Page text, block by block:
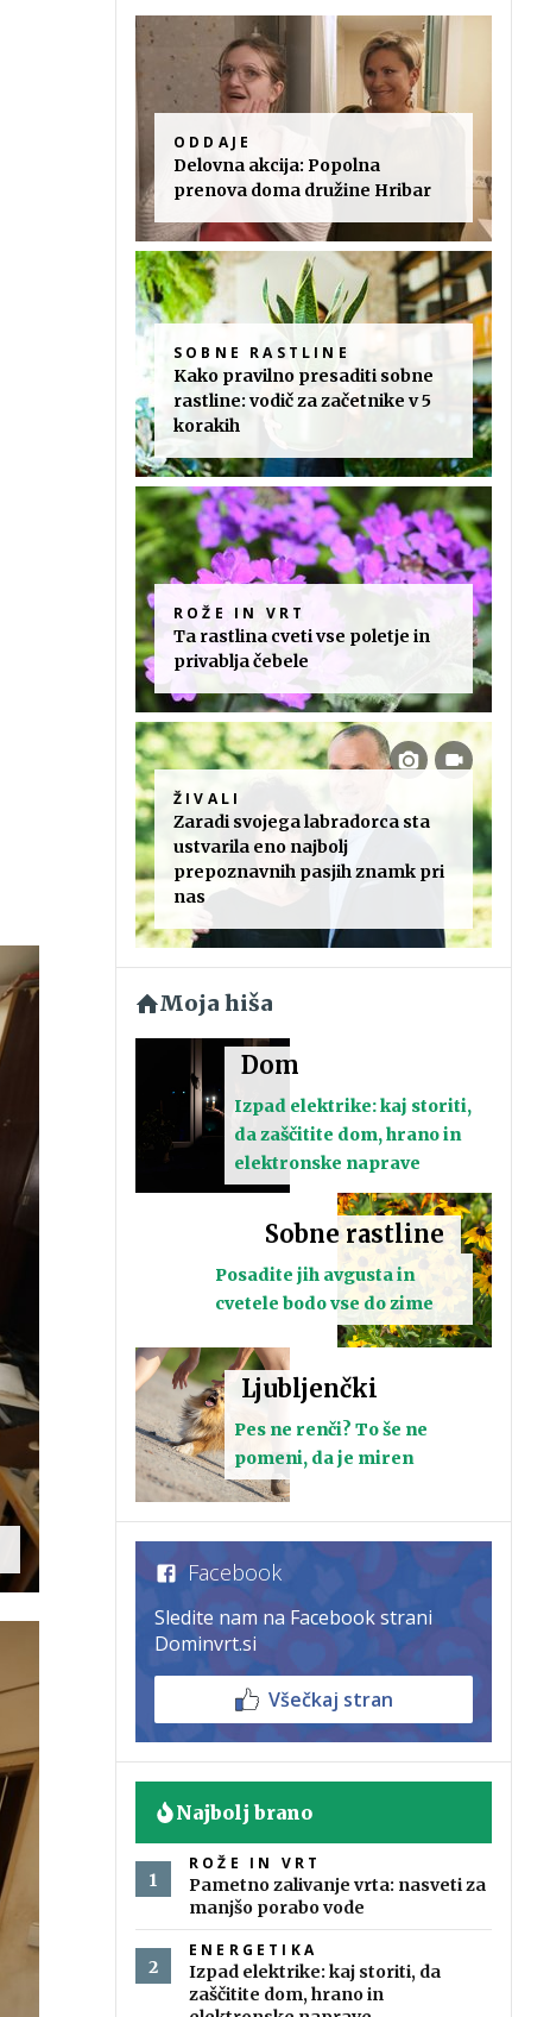
ODDAJE
Delovna akcija: Popolna
prenova doma družine Hribar
SOBNE RASTLINE
Kako pravilno presaditi sobne
rastline: vodič za začetnike v 5
korakih
ROŽE IN VRT
Ta rastlina cveti vse poletje in
privablja čebele
ŽIVALI
Zaradi svojega labradorca sta
ustvarila eno najbolj
prepoznavnih pasjih znamk pri
nas
Moja hiša
Dom
Izpad elektrike: kaj storiti,
da zaščitite dom, hrano in
elektronske naprave
Sobne rastline
Posadite jih avgusta in
cvetele bodo vse do zime
Ljubljenčki
Pes ne renči? To še ne
pomeni, da je miren
Facebook
Sledite nam na Facebook strani
Dominvrt.si
Všečkaj stran
Najbolj brano
ROŽE IN VRT
Pametno zalivanje vrta: nasveti za
manjšo porabo vode
ENERGETIKA
Izpad elektrike: kaj storiti, da
zaščitite dom, hrano in